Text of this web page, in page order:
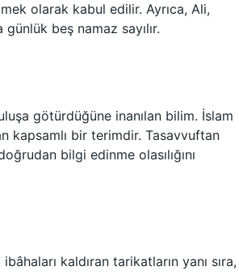
olarak kabul edilir. Ayrıca, Ali,
beş namaz sayılır.
götürdüğüne inanılan bilim. İslam
kapsamlı bir terimdir. Tasavvuftan
bilgi edinme olasılığını
kaldıran tarikatların yanı sıra,